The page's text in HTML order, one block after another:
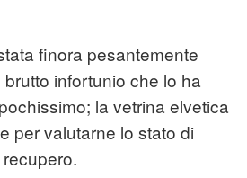
finora pesantemente
infortunio che lo ha
la vetrina elvetica
per valutarne lo stato di